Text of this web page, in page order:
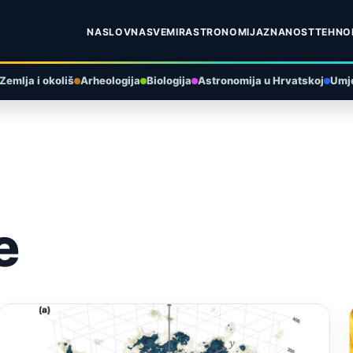
NASLOVNASVEMIRASTRONOMIJAZNANOST
Zemlja i okoliš Arheologija Biologija Astronomija u Hrvatskoj